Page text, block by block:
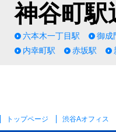
神谷町駅
六本木一丁目駅 御成
内幸町駅
赤坂駅
トップページ 渋谷Aオフィス